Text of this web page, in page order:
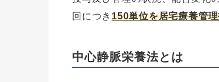
回につき150単位を居宅療養管
中心静脈栄養法とは